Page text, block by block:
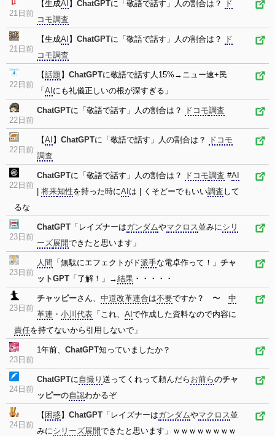
21日前
【生成AI 】 ChatGPTに「敬語で話す」人の割合は？
ド
コモ調査
21日前
【生成AI 】 ChatGPTに「敬語で話す」人の割合は？
ド
コモ調査
22日前
【話題 】 ChatGPTに敬語で話す人15%→ニュー速+民
「 AI にも礼儀正しいの根が深すぎる」
22日前
ChatGPTに「敬語で話す」人の割合は？ ドコモ調査
22日前
【AI 】 ChatGPTに「敬語で話す」人の割合は？
ドコモ
調査
22日前
ChatGPTに「敬語で話す」人の割合は？ ドコモ調査 #AI
将来知性を持った時にAI は | くそどーでもいい調査 して
るな
23日前
ChatGPT 「レイズナーはガンダムやマクロス並みにシリ
ーズ展開できたと思います」
23日前
人間 「無駄にエフェクトがド派手な電卓作って！」 チャ
ットGPT 「了解！」→結果 ・・・・・
23日前
チャッピーさん、 中道改革連合は不要ですか？ 〜 中
革連 ・ 小川代表 「これ、 AI で作成した資料なので内容に
責任を持てないから引用しないで」
23日前
1年前、 ChatGPT知っていましたか？
24日前
ChatGPTに自撮り 送ってくれって頼んだら お前らのチャ
ッピーの自認わかるぞ
24日前
【 困惑】 ChatGPT 「レイズナーはガンダムやマクロス並
みにシリーズ展開できたと思います」ｗｗｗｗｗｗｗｗ